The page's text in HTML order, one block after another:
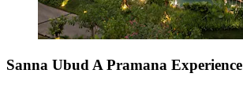
Sanna Ubud A Pramana Experience